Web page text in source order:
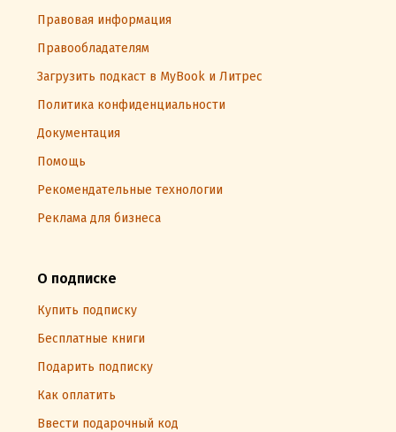
Правовая информация
Правообладателям
Загрузить подкаст в MyBook и Литрес
Политика конфиденциальности
Документация
Помощь
Рекомендательные технологии
Реклама для бизнеса
О подписке
Купить подписку
Бесплатные книги
Подарить подписку
Как оплатить
Ввести подарочный код